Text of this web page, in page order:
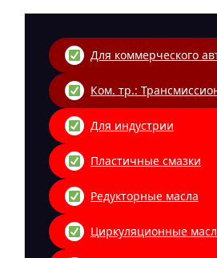
Для коммерческого
Ком. тр.:
Для индустрии
Пластичные смазки
Редукторные масла
Циркуляционные